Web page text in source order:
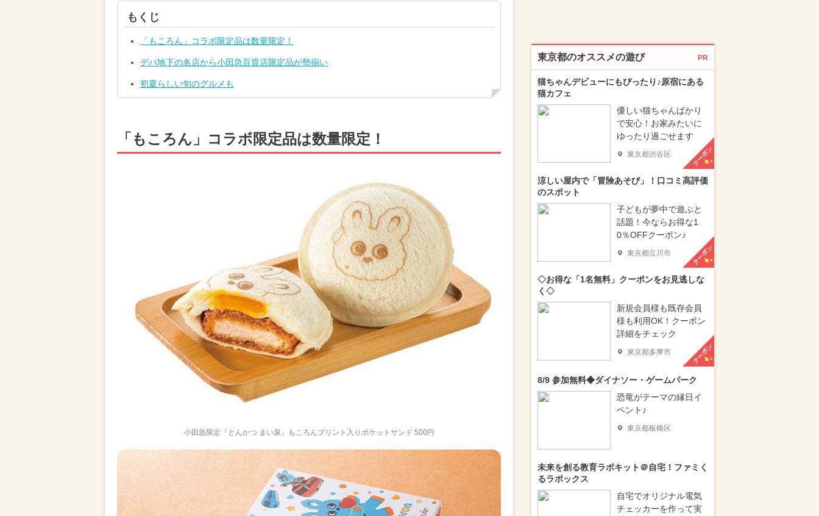
もくじ
「もころん」コラボ限定品は数量限定！
デパ地下の名店から小田急百貨店限定品が勢揃い
初夏らしい旬のグルメも
「もころん」コラボ限定品は数量限定！
小田急限定『とんかつ まい泉』もころんプリント入りポケットサンド 500円
東京都のオススメの遊び PR
猫ちゃんデビューにもぴったり♪原宿にある
猫カフェ
優しい猫ちゃんばかり
で安心！お家みたいに
ゆったり過ごせます
東京都渋谷区 クーポン
涼しい屋内で「冒険あそび」！口コミ高評価
のスポット
子どもが夢中で遊ぶと
話題！今ならお得な1
0％OFFクーポン♪
東京都立川市 クーポン
◇お得な「1名無料」クーポンをお見逃しな
く◇
新規会員様も既存会員
様も利用OK！クーポン
詳細をチェック
東京都多摩市 クーポン
8/9 参加無料◆ダイナソー・ゲームパーク
恐竜がテーマの縁日イ
ベント♪
東京都板橋区
未来を創る教育ラボキット＠自宅！ファミく
るラボックス
自宅でオリジナル電気
チェッカーを作って実